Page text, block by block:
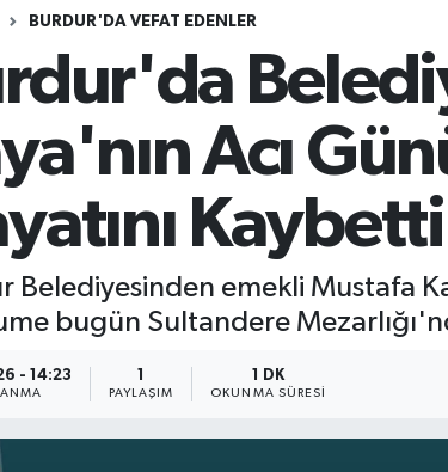
BURDUR'DA VEFAT EDENLER
Acı
Kaybetti
Belediyesinden emekli Mustafa
bugün Sultandere
- 14:23
PAYLAŞIM
1 DK
OKUNMA SÜRESI